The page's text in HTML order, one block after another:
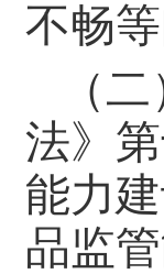
不畅等
（
法》
能力
品监